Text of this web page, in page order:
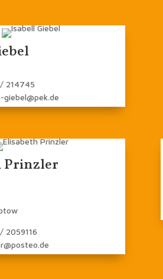
214745
Prinzler
2059116